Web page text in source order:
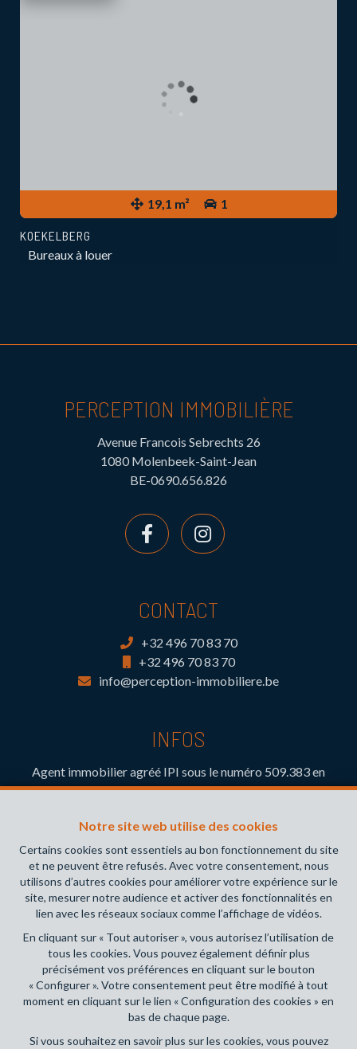
19,1 m² 1
KOEKELBERG
Bureaux à louer
Notre site web utilise des cookies
Certains cookies sont essentiels au bon fonctionnement du site
et ne peuvent être refusés. Avec votre consentement, nous
utilisons d’autres cookies pour améliorer votre expérience sur le
site, mesurer notre audience et activer des fonctionnalités en
lien avec les réseaux sociaux comme l’affichage de vidéos.
En cliquant sur « Tout autoriser », vous autorisez l’utilisation de
tous les cookies. Vous pouvez également définir plus
précisément vos préférences en cliquant sur le bouton
« Configurer ». Votre consentement peut être modifié à tout
moment en cliquant sur le lien « Configuration des cookies » en
bas de chaque page.
Si vous souhaitez en savoir plus sur les cookies, vous pouvez
PERCEPTION IMMOBILIÈRE
Avenue Francois Sebrechts 26
1080 Molenbeek-Saint-Jean
BE-0690.656.826
CONTACT
+32 496 70 83 70
+32 496 70 83 70
info@perception-immobiliere.be
INFOS
Agent immobilier agréé IPI sous le numéro 509.383 en
Belgique- Instance de contrôle: Institut professionnel des
(+32 2 505 38 50 - info@ipi.be) - Soumis au
déontologique de l’ IPI
RC professionnelle et cautionnement via AXA Belgium SA,
Place du Trône 1, 1000 Bruxelles – police n° 730.390.160.
Couverture valable pour les activités réalisées en Belgique
Conditions générales d'utilisation du site
Charte de la protection de la vie privée
Configuration des cookies